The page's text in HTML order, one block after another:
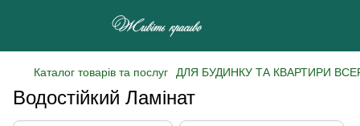
Каталог товарів та послуг ДЛЯ БУДИНКУ ТА КВАРТИРИ
Водостійкий Ламінат